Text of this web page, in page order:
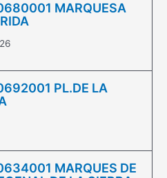
MARQUESA
PL.DE LA
MARQUES DE